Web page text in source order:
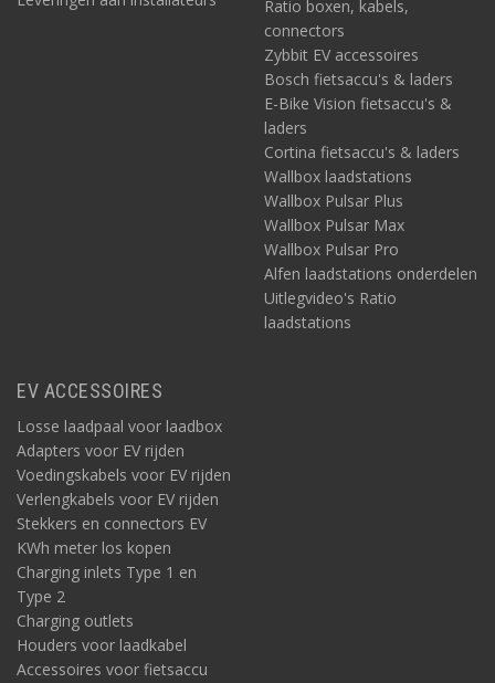
Ratio boxen, kabels,
connectors
Zybbit EV accessoires
Bosch fietsaccu's & laders
E-Bike Vision fietsaccu's &
laders
Cortina fietsaccu's & laders
Wallbox laadstations
Wallbox Pulsar Plus
Wallbox Pulsar Max
Wallbox Pulsar Pro
Alfen laadstations onderdelen
Uitlegvideo's Ratio
laadstations
EV ACCESSOIRES
Losse laadpaal voor laadbox
Adapters voor EV rijden
Voedingskabels voor EV rijden
Verlengkabels voor EV rijden
Stekkers en connectors EV
KWh meter los kopen
Charging inlets Type 1 en
Type 2
Charging outlets
Houders voor laadkabel
Accessoires voor fietsaccu